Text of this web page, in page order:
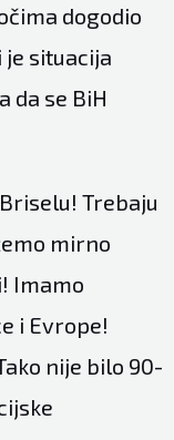
dogodio
situacija
da se BiH
Trebaju
mirno
Imamo
i Evrope!
nije bilo 90-